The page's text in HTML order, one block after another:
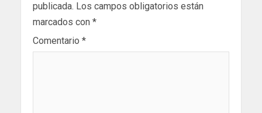
publicada. Los campos obligatorios están
marcados con *
Comentario *